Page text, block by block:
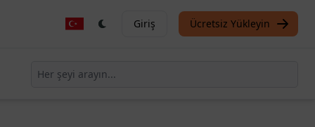
Giriş Ücretsiz Yükleyin